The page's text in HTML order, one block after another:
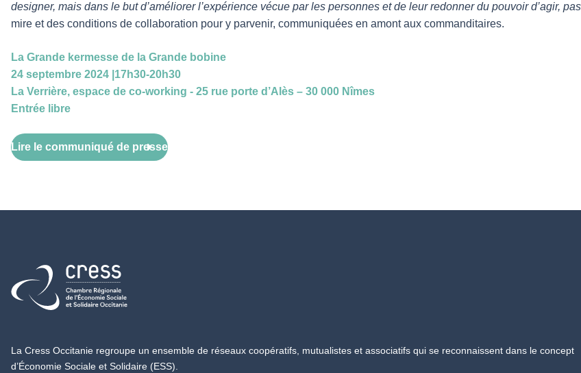
designer, mais dans le but d’améliorer l’expérience vécue par les personnes et de leur redonner du pouvoir d’agir,
mire et des conditions de collaboration pour y parvenir, communiquées en amont aux commanditaires.
La Grande kermesse de la Grande bobine
24 septembre 2024 |17h30-20h30
La Verrière, espace de co-working - 25 rue porte d’Alès – 30 000 Nîmes
Entrée libre
Lire le communiqué de presse
Retour à l'accueil
La Cress Occitanie regroupe un ensemble de réseaux coopératifs, mutualistes et associatifs qui se reconnaissent dans le concept
d’Économie Sociale et Solidaire (ESS).